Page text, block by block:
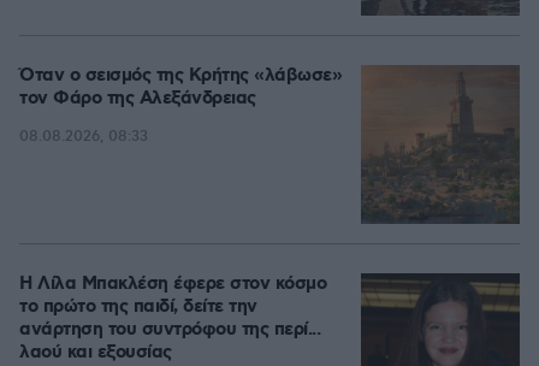
Όταν ο σεισμός της Κρήτης «λάβωσε»
τον Φάρο της Αλεξάνδρειας
08.08.2026, 08:33
Η Λίλα Μπακλέση έφερε στον κόσμο
το πρώτο της παιδί, δείτε την
ανάρτηση του συντρόφου της περί...
λαού και εξουσίας